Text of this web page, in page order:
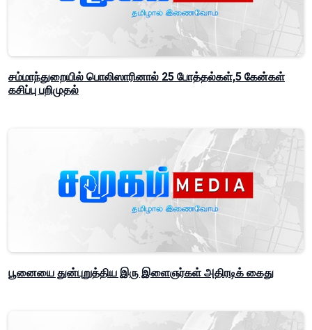
சம்மாந்துறையில் பொலிஸாரினால் 25 போத்தல்கள்,5 கேன்கள்
கசிப்பு பறிமுதல்
பூனையை துன்புறுத்திய இரு இளைஞர்கள் அதிரடிக் கைது